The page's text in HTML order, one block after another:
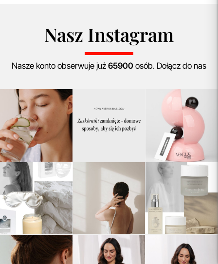
Nasz Instagram
Nasze konto obserwuje już 65900 osób. Dołącz do nas